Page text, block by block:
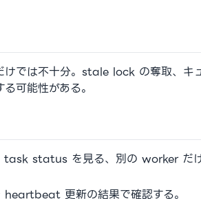
では不十分。stale lock の奪取、キ
可能性がある。
task status を見る、別の worker だ
更新の結果で確認する。